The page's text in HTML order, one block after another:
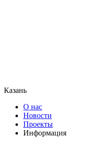
Казань
О нас
Новости
Проекты
Информация